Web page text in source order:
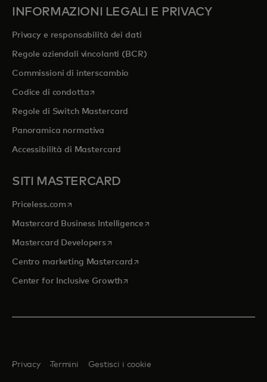
INFORMAZIONI LEGALI E PRIVACY
Privacy e responsabilità dei dati
Regole aziendali vincolanti (BCR)
Commissioni di interscambio
Codice di condottasi apre in una nuova scheda
Regole di Switch Mastercard
Panoramica normativa
Accessibilità di Mastercard
SITI MASTERCARD
Priceless.com si apre in una nuova scheda
Mastercard Business Intelligencesi apre in una nuova scheda
Mastercard Developerssi apre in una nuova scheda
Centro marketing Mastercard si apre in una nuova scheda
Center for Inclusive Growthsi apre in una nuova scheda
Privacy Termini Gestisci i cookie